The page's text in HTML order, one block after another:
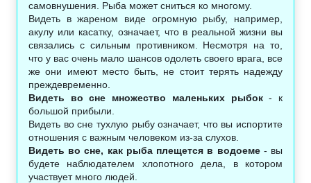
самовнушения. Рыба может сниться ко многому.
Видеть в жареном виде огромную рыбу, например,
акулу или касатку, означает, что в реальной жизни вы
связались с сильным противником. Несмотря на то,
что у вас очень мало шансов одолеть своего врага, все
же они имеют место быть, не стоит терять надежду
преждевременно.
Видеть во сне множество маленьких рыбок- к
большой прибыли.
Видеть во сне тухлую рыбу означает, что вы испортите
отношения с важным человеком из-за слухов.
Видеть во сне, как рыба плещется в водоеме- вы
будете наблюдателем хлопотного дела, в котором
участвует много людей.